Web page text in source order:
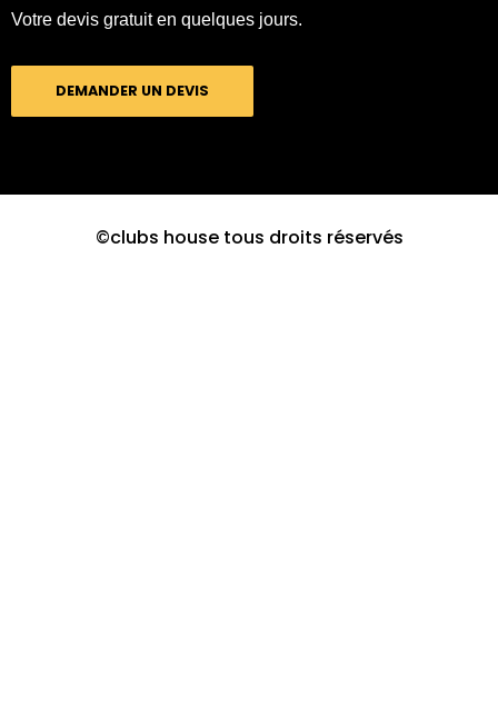
Votre devis gratuit en quelques jours.
DEMANDER UN DEVIS
©clubs house tous droits réservés